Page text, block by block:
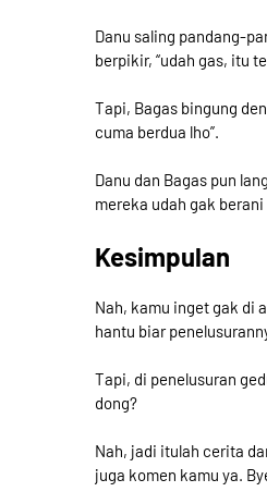
Danu saling pandang-
berpikir, “udah gas, itu
Tapi, Bagas bingung
cuma berdua lho”.
Danu dan Bagas pun
mereka udah gak
Kesimpulan
Nah, kamu inget gak di
hantu biar
Tapi, di penelusuran
dong?
Nah, jadi itulah cerita
juga komen kamu ya.